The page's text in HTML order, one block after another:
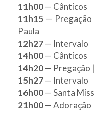
11h00— Cânticos
11h15 — Pregação
Paula
12h27— Intervalo
14h00— Cânticos
14h20— Pregação
15h27— Intervalo
16h00— Santa
21h00— Adoração